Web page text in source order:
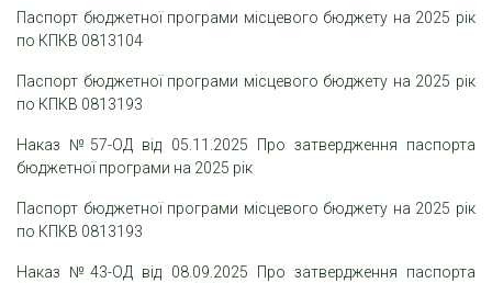
Паспорт бюджетної програми місцевого бюджету на 2025 рік
по КПКВ 0813104
Паспорт бюджетної програми місцевого бюджету на 2025 рік
по КПКВ 0813193
Наказ №57-ОД від 05.11.2025 Про затвердження паспорта
бюджетної програми на 2025 рік
Паспорт бюджетної програми місцевого бюджету на 2025 рік
по КПКВ 0813193
Наказ №43-ОД від 08.09.2025 Про затвердження паспорта